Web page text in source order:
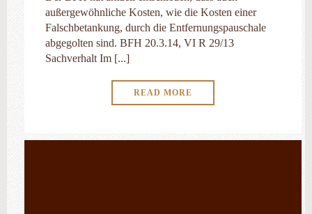
außergewöhnliche Kosten, wie die Kosten einer
Falschbetankung, durch die Entfernungspauschale
abgegolten sind. BFH 20.3.14, VI R 29/13
Sachverhalt Im [...]
READ MORE